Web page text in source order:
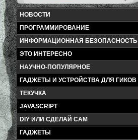
НОВОСТИ
ПРОГРАММИРОВАНИЕ
ИНФОРМАЦИОННАЯ БЕЗОПАСНОСТЬ
ЭТО ИНТЕРЕСНО
НАУЧНО-ПОПУЛЯРНОЕ
ГАДЖЕТЫ И УСТРОЙСТВА ДЛЯ ГИКОВ
ТЕКУЧКА
JAVASCRIPT
DIY ИЛИ СДЕЛАЙ САМ
ГАДЖЕТЫ